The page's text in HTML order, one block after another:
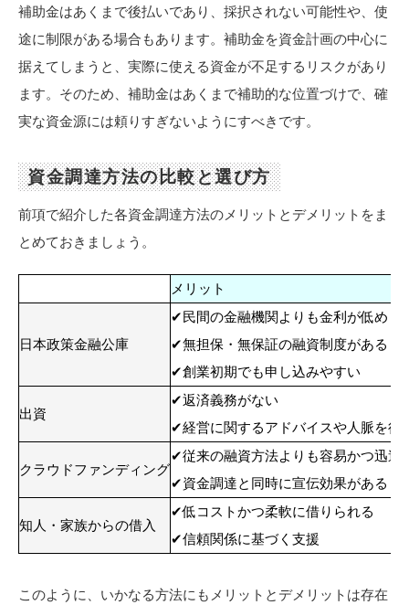
補助金はあくまで後払いであり、採択されない可能性や、使
途に制限がある場合もあります。補助金を資金計画の中心に
据えてしまうと、実際に使える資金が不足するリスクがあり
ます。そのため、補助金はあくまで補助的な位置づけで、確
実な資金源には頼りすぎないようにすべきです。
資金調達方法の比較と選び方
前項で紹介した各資金調達方法のメリットとデメリットをま
とめておきましょう。
メリット
日本政策金融公庫
✔民間の金融機関よりも金利が低め
✔無担保・無保証の融資制度がある
✔創業初期でも申し込みやすい
出資
✔返済義務がない
✔経営に関するアドバイスや人脈を得
クラウドファンディング
✔従来の融資方法よりも容易かつ迅速
✔資金調達と同時に宣伝効果がある
知人・家族からの借入
✔低コストかつ柔軟に借りられる
✔信頼関係に基づく支援
このように、いかなる方法にもメリットとデメリットは存在